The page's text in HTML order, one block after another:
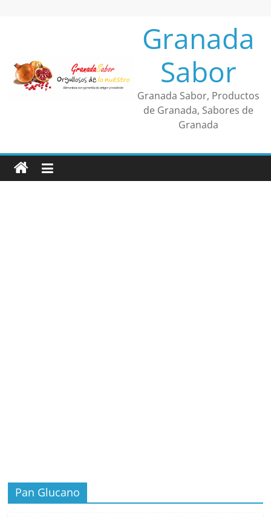
Granada
Sabor
Granada Sabor, Productos
de Granada, Sabores de
Granada
Pan Glucano